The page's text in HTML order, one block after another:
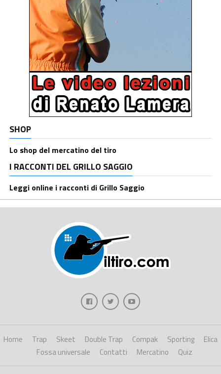
SHOP
Lo shop del mercatino del tiro
I RACCONTI DEL GRILLO SAGGIO
Leggi online i racconti di Grillo Saggio
Home Trap Skeet Double Trap Compak Sporting
Elica
Fossa universale
Contatti Mercatino Quiz